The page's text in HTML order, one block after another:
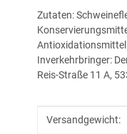
Zutaten:
Antioxidationsmittel
Inverkehrbringer:
Reis-Straße 11 A,
Wert
Versandgewicht: